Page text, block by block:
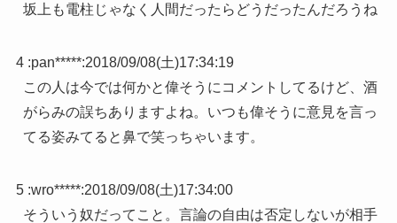
坂上も電柱じゃなく人間だったらどうだったんだろうね
4 :pan*****:2018/09/08(土)17:34:19
この人は今では何かと偉そうにコメントしてるけど、酒
がらみの誤ちありますよね。いつも偉そうに意見を言っ
てる姿みてると鼻で笑っちゃいます。
5 :wro*****:2018/09/08(土)17:34:00
そういう奴だってこと。言論の自由は否定しないが相手